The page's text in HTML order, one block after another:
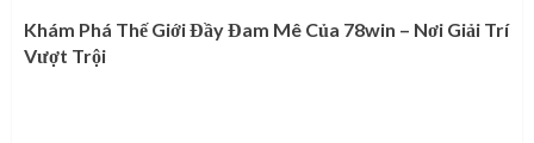
Khám Phá Thế Giới Đầy Đam Mê Của 78win – Nơi Giải Trí
Vượt Trội